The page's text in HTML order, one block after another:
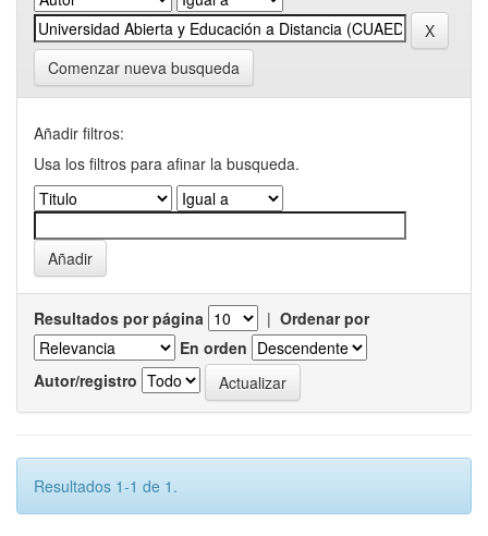
Comenzar nueva busqueda
Añadir filtros:
Usa los filtros para afinar la busqueda.
Resultados por página | Ordenar por
En orden
Autor/registro
Resultados 1-1 de 1.